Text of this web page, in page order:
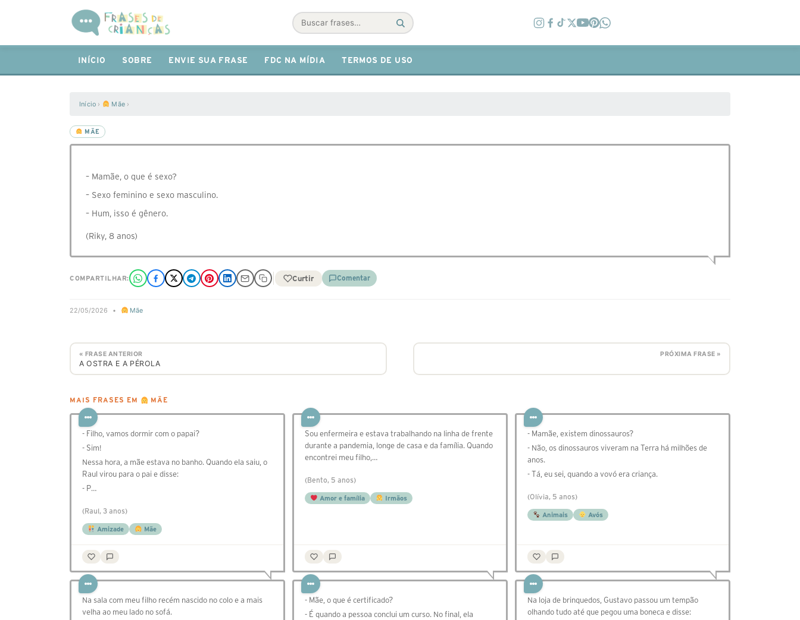
Buscar
INÍCIO SOBRE ENVIE SUA FRASE FDC NA MÍDIA TERMOS DE USO
Início › Mãe ›
MÃE
– Mamãe, o que é sexo?
– Sexo feminino e sexo masculino.
– Hum, isso é gênero.
(Riky, 8 anos)
COMPARTILHAR: Curtir Comentar
22/05/2026 • Mãe
« FRASE ANTERIOR
A OSTRA E A PÉROLA
PRÓXIMA FRASE »
MAIS FRASES EM MÃE
- Filho, vamos dormir com o papai?
- Sim!
Nessa hora, a mãe estava no banho. Quando ela saiu, o
Raul virou para o pai e disse:
- P…
(Raul, 3 anos)
Amizade Mãe
Sou enfermeira e estava trabalhando na linha de frente
durante a pandemia, longe de casa e da família. Quando
encontrei meu filho,…
(Bento, 5 anos)
Amor e família Irmãos
- Mamãe, existem dinossauros?
- Não, os dinossauros viveram na Terra há milhões de
anos.
- Tá, eu sei, quando a vovó era criança.
(Olívia, 5 anos)
Animais Avós
Na sala com meu filho recém nascido no colo e a mais
velha ao meu lado no sofá.
- Mãe, o que é certificado?
- É quando a pessoa conclui um curso. No final, ela
Na loja de brinquedos, Gustavo passou um tempão
olhando tudo até que pegou uma boneca e disse: